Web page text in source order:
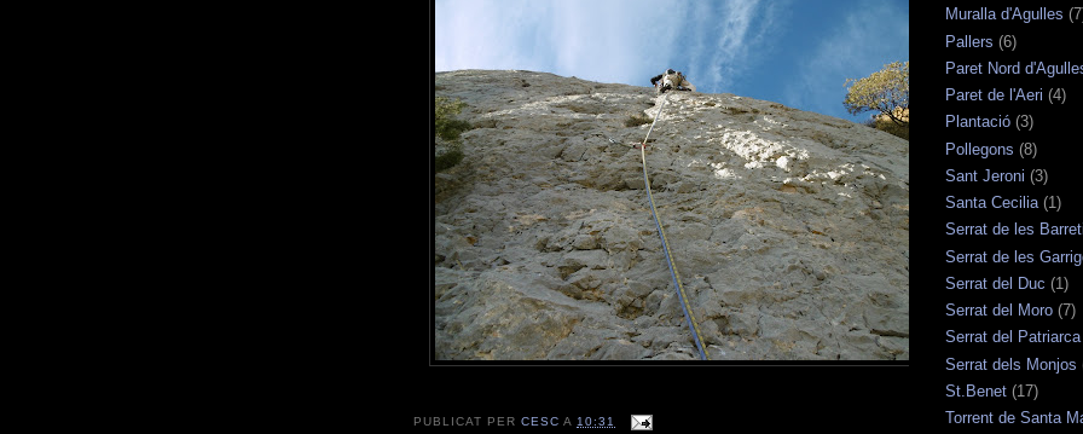
PUBLICAT PERCESCA 10:31
Muralla d'Agulles
Pallers (6)
Paret Nord
Paret de l'Aeri (4)
Plantació (3)
Pollegons (8)
Sant Jeroni (3)
Santa Cecilia (1)
Serrat de les
Serrat de les
Serrat del Duc (1)
Serrat del Moro (7)
Serrat del Patriarca
Serrat dels Monjos
St.Benet (17)
Torrent de Santa